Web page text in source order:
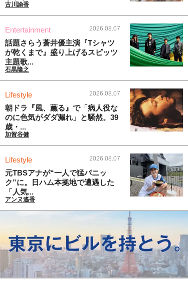
古川諭香
Entertainment 2026.08.07
話題さらう蒼井優主演『Tシャツ
が乾くまで』盛り上げるスピッツ
主題歌...
石黒隆之
Lifestyle 2026.08.07
朝ドラ『風、薫る』で「病人役な
のに色気がダダ漏れ」と騒然。39
歳・...
加賀谷健
Lifestyle 2026.08.07
元TBSアナが“一人で猛パニッ
ク”に。日ハム本拠地で遭遇した
「人気...
アンヌ遙香